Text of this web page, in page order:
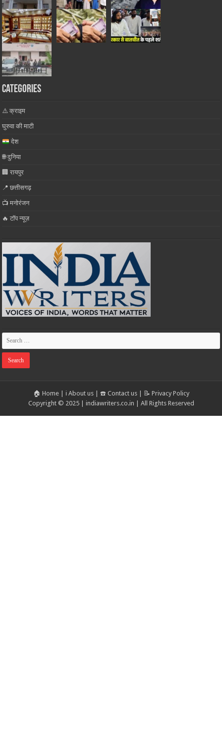
Categories
⚠️ क्राइम
घुरुवा की माटी
देश
🌐 दुनिया
🏢 रायपुर
📍 छत्तीसगढ़
📺 मनोरंजन
🔥 टॉप न्यूज़
🏠 Home| ℹ️ About us| ☎️ Contact us|
📝 Privacy Policy
Copyright © 2025 | indiawriters.co.in | All Rights Reserved